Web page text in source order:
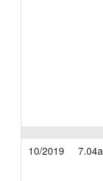
10/2019 7.04a